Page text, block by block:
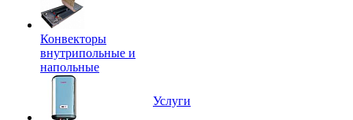
Конвекторы
внутрипольные и
напольные
Услуги